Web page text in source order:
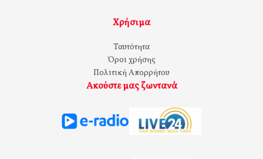
Χρήσιμα
Ταυτότητα
Όροι χρήσης
Πολιτική Απορρήτου
Ακούστε μας ζωντανά